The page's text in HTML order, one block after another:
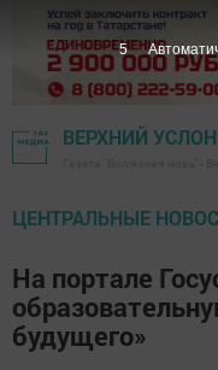
ВЕРХНИЙ
ЦЕНТРАЛЬНЫЕ
На портале
будущего»
3